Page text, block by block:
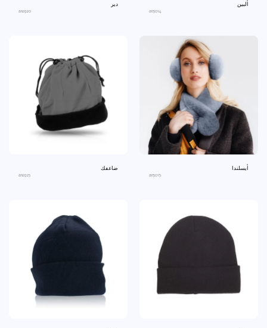
ألبين
an5014
دير
an2920
أيسلندا
an5015
ضاعفك
an2925